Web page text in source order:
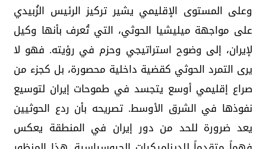
وعلى المستوى الإقليمي يشير تركيز الرئيس الزُبيدي
على مواجهة ميليشيا الحوثي، التي تُعرف بأنها وكيل
لإيران، إلى وضوح استراتيجي وحزم في رؤيته. فهو لا
يرى التمرد الحوثي كقضية داخلية محصورة، بل كجزء من
صراع إقليمي أوسع يتجسد في طموحات إيران لتوسيع
نفوذها في الشرق الأوسط. تصريحه بأن ردع الحوثيين
يعد ضرورة للحد من دور إيران في المنطقة يعكس